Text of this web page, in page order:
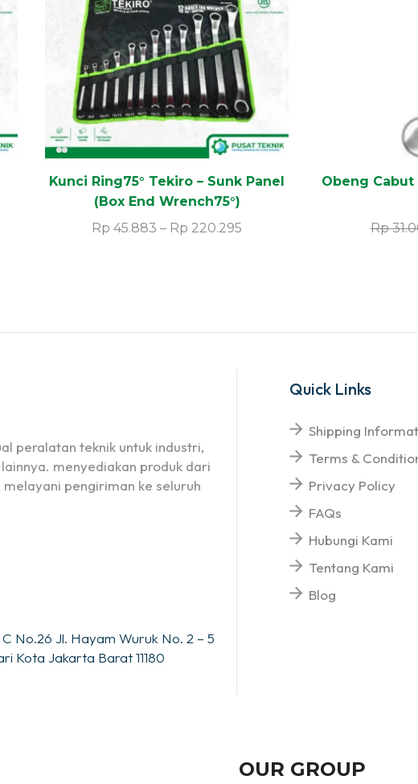
Kunci Ring75° Tekiro – Sunk Panel
(Box End Wrench75°)
Rp 45.883 – Rp 220.295
Obeng Cabut
Rp
peralatan teknik untuk industri,
menyediakan produk dari
pengiriman ke seluruh
No.26 Jl. Hayam Wuruk No. 2 – 5
Kota Jakarta Barat 11180
Quick Links
Shipping
Terms &
Privacy Policy
FAQs
Hubungi Kami
Tentang Kami
Blog
OUR GROUP